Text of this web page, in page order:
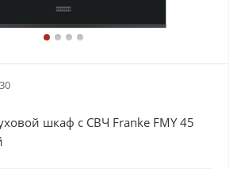
шкаф с СВЧ Franke FMY 45